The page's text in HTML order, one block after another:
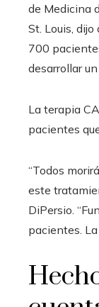
de Medicina
St. Louis,
700
desarrollar
La terapia
pacientes
“Todos
este
DiPersio.
pacientes.